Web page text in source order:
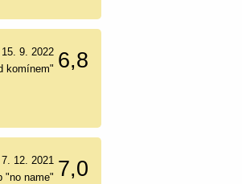
6,8
15. 9. 2022
komínem"
7,0
7. 12. 2021
"no name"